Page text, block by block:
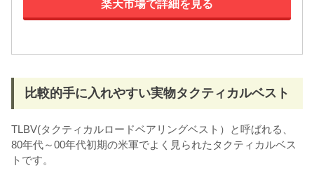
楽天市場で詳細を見る
比較的手に入れやすい実物タクティカルベスト
TLBV(タクティカルロードベアリングベスト）と呼ばれる、
80年代～00年代初期の米軍でよく見られたタクティカルベス
トです。